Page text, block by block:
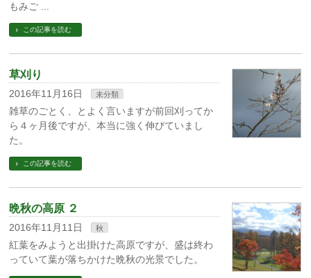
もみご ...
この記事を読む
草刈り
2016年11月16日 未分類
雑草のごとく、とよく言いますが前回刈ってか
ら４ヶ月後ですが、本当に強く伸びていまし
た。
この記事を読む
晩秋の高原 ２
2016年11月11日 秋
紅葉をみようと出掛けた高原ですが、盛は終わ
っていて葉が落ちかけた晩秋の光景でした。